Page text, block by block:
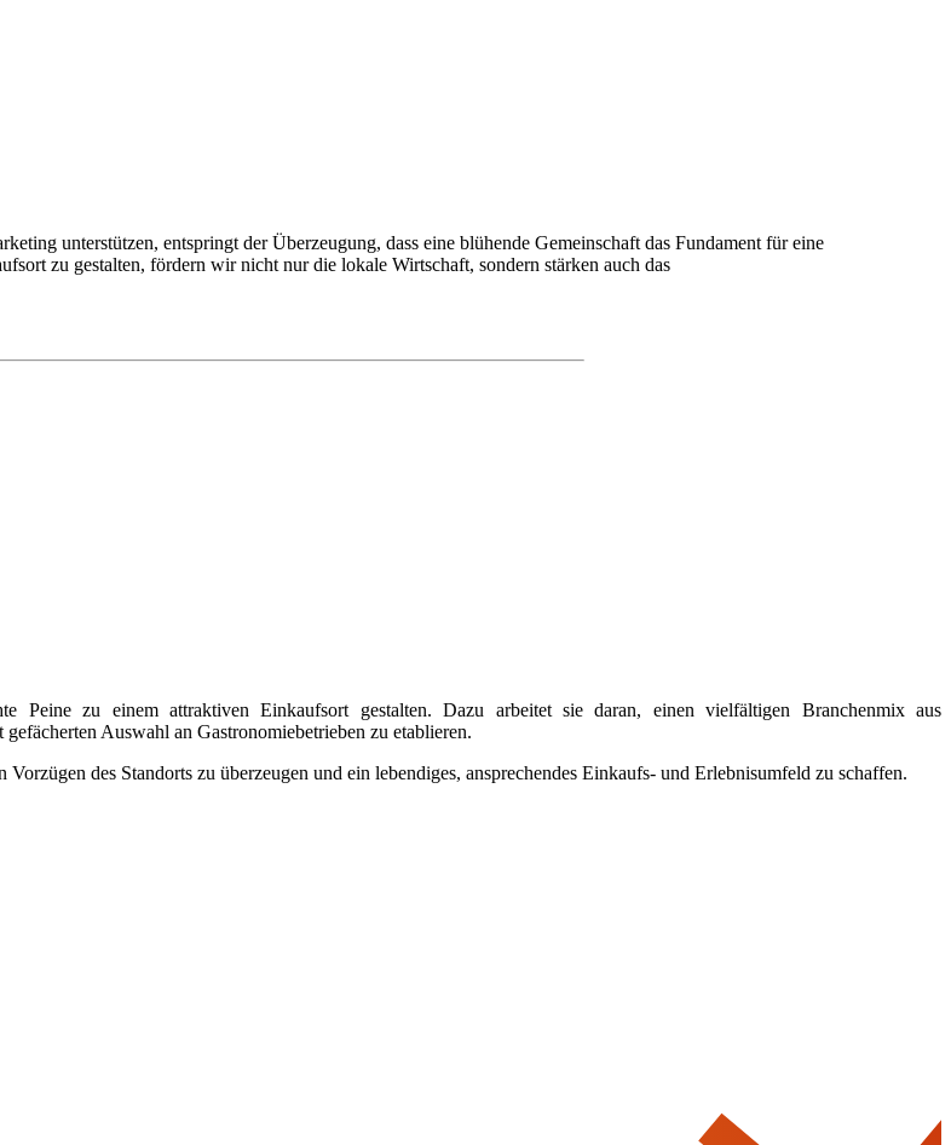
unterstützen, entspringt der Überzeugung, dass eine blühende Gemeinschaft das Fundament für eine
zu gestalten, fördern wir nicht nur die lokale Wirtschaft, sondern stärken auch das
zu einem attraktiven Einkaufsort gestalten. Dazu arbeitet sie daran, einen vielfältigen Branchenmix aus
Auswahl an Gastronomiebetrieben zu etablieren.
des Standorts zu überzeugen und ein lebendiges, ansprechendes Einkaufs- und Erlebnisumfeld zu schaffen.